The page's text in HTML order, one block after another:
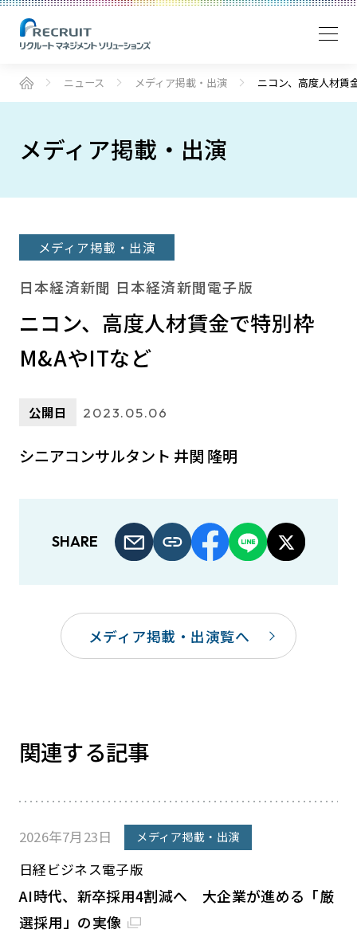
ニュース メディア掲載・出演 ニコン、高度人材賃
メディア掲載・出演
メディア掲載・出演
日本経済新聞 日本経済新聞電子版
ニコン、高度人材賃金で特別枠
M&AやITなど
公開日 2023.05.06
シニアコンサルタント 井関 隆明
SHARE
メディア掲載・出演覧へ
関連する記事
2026年7月23日 メディア掲載・出演
日経ビジネス電子版
AI時代、新卒採用4割減へ 大企業が進める「厳
選採用」の実像